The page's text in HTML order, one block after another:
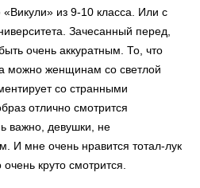
из 9-10 класса. Или с
Зачесанный перед,
очень аккуратным. То, что
можно женщинам со светлой
со странными
отлично смотрится
важно, девушки, не
И мне очень нравится тотал-лук
круто смотрится.